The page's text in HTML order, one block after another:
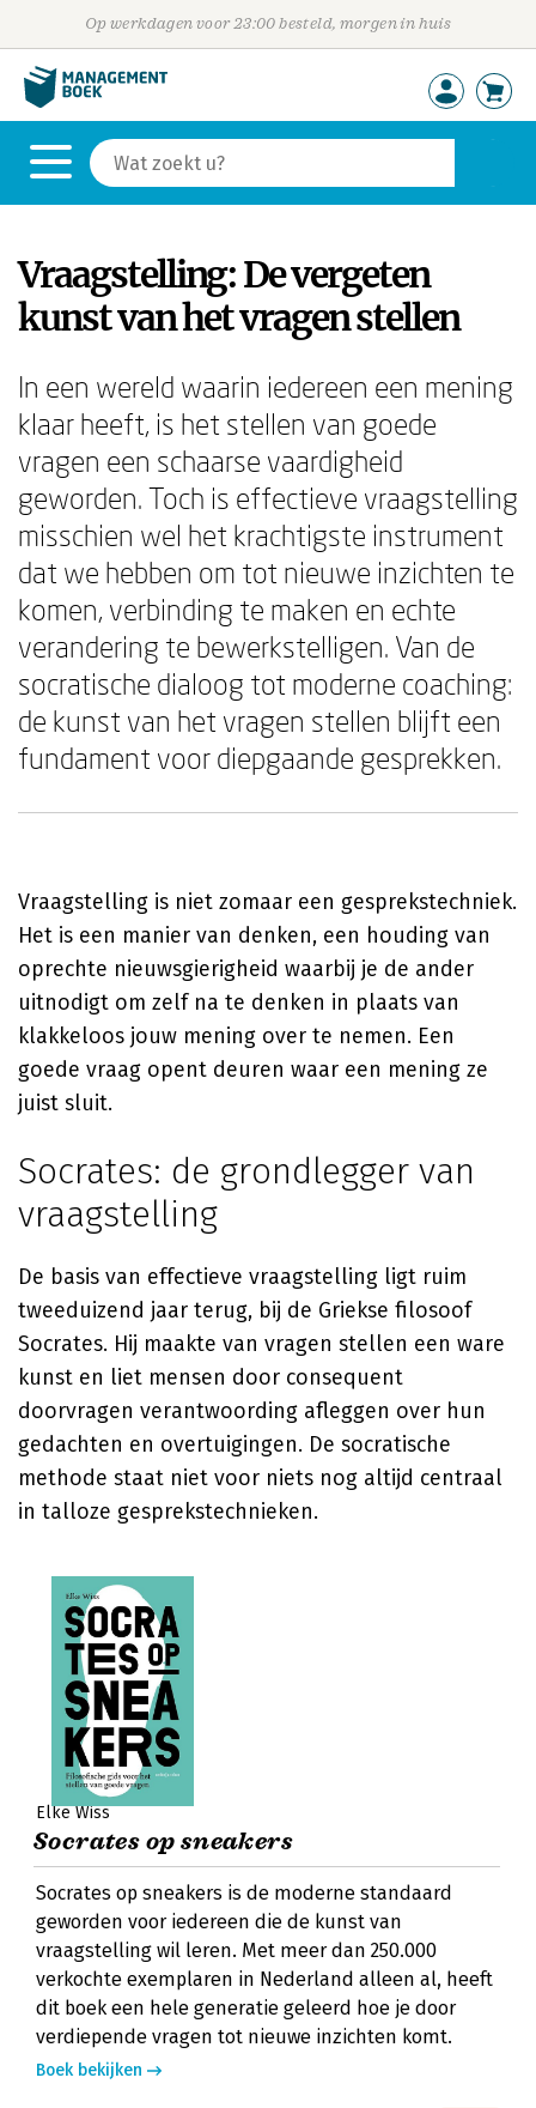
Op werkdagen voor 23:00 besteld, morgen in huis
Vraagstelling: De vergeten
kunst van het vragen stellen
In een wereld waarin iedereen een mening
klaar heeft, is het stellen van goede
vragen een schaarse vaardigheid
geworden. Toch is effectieve vraagstelling
misschien wel het krachtigste instrument
dat we hebben om tot nieuwe inzichten te
komen, verbinding te maken en echte
verandering te bewerkstelligen. Van de
socratische dialoog tot moderne coaching:
de kunst van het vragen stellen blijft een
fundament voor diepgaande gesprekken.
Vraagstelling is niet zomaar een gesprekstechniek.
Het is een manier van denken, een houding van
oprechte nieuwsgierigheid waarbij je de ander
uitnodigt om zelf na te denken in plaats van
klakkeloos jouw mening over te nemen. Een
goede vraag opent deuren waar een mening ze
juist sluit.
Socrates: de grondlegger van
vraagstelling
De basis van effectieve vraagstelling ligt ruim
tweeduizend jaar terug, bij de Griekse filosoof
Socrates. Hij maakte van vragen stellen een ware
kunst en liet mensen door consequent
doorvragen verantwoording afleggen over hun
gedachten en overtuigingen. De socratische
methode staat niet voor niets nog altijd centraal
in talloze gesprekstechnieken.
Elke Wiss
Socrates op sneakers
Socrates op sneakers is de moderne standaard
geworden voor iedereen die de kunst van
vraagstelling wil leren. Met meer dan 250.000
verkochte exemplaren in Nederland alleen al, heeft
dit boek een hele generatie geleerd hoe je door
verdiepende vragen tot nieuwe inzichten komt.
Boek bekijken